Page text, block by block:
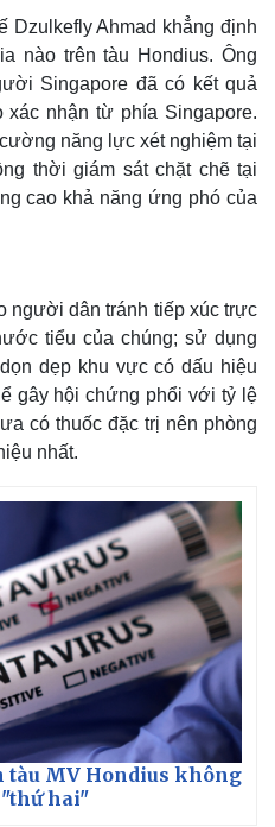
Infographic
Dzulkefly Ahmad khẳng định
nào trên tàu Hondius. Ông
Singapore đã có kết quả
xác nhận từ phía Singapore.
năng lực xét nghiệm tại
thời giám sát chặt chẽ tại
cao khả năng ứng phó của
người dân tránh tiếp xúc trực
tiểu của chúng; sử dụng
dẹp khu vực có dấu hiệu
gây hội chứng phổi với tỷ lệ
có thuốc đặc trị nên phòng
nhất.
tàu MV Hondius không
"thứ hai"